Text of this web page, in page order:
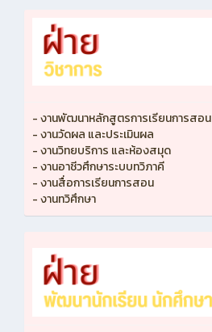
- งานพัฒนาหลักสูตรการเรียนการสอน
- งานวัดผล และประเมินผล
- งานวิทยบริการ และห้องสมุด
- งานอาชีวศึกษาระบบทวิภาคี
- งานสื่อการเรียนการสอน
- งานทวิศึกษา